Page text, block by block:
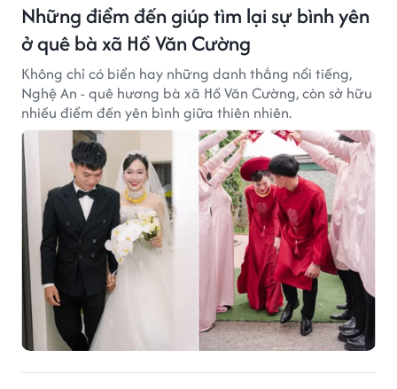
Những điểm đến giúp tìm lại sự bình yên
ở quê bà xã Hồ Văn Cường
Không chỉ có biển hay những danh thắng nổi tiếng,
Nghệ An - quê hương bà xã Hồ Văn Cường, còn sở hữu
nhiều điểm đến yên bình giữa thiên nhiên.